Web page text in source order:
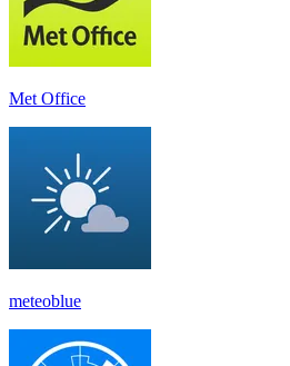
Met Office
meteoblue